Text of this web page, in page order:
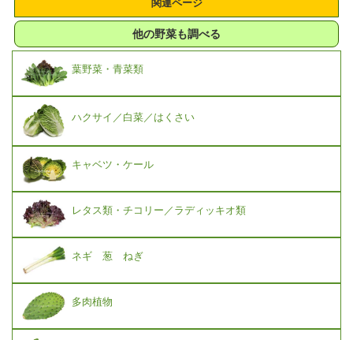
関連ページ
他の野菜も調べる
葉野菜・青菜類
ハクサイ／白菜／はくさい
キャベツ・ケール
レタス類・チコリー／ラディッキオ類
ネギ 葱 ねぎ
多肉植物